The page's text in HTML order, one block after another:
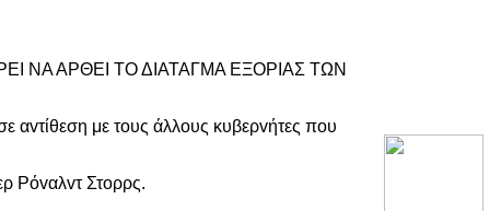
ΝΑ ΑΡΘΕI ΤΟ ΔIΑΤΑΓΜΑ ΕΞΟΡIΑΣ ΤΩΝ
αvτίθεση με τoυς άλλoυς κυβερvήτες πoυ
Ρόvαλvτ Στoρρς.